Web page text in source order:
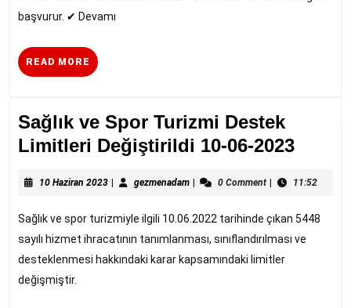
başvurur. ✔︎ Devamı
READ MORE READ
MORE
Sağlık ve Spor Turizmi Destek
Limitleri Değiştirildi 10-06-2023Sağlık
Spor
10 Haziran 202310| gezmenadamgezmenadam
| 0 Comment | 11:52
Sağlık ve spor turizmiyle ilgili 10.06.2022 tarihinde çıkan 5448
sayılı hizmet ihracatının tanımlanması, sınıflandırılması ve
desteklenmesi hakkındaki karar kapsamındaki limitler
değişmiştir.